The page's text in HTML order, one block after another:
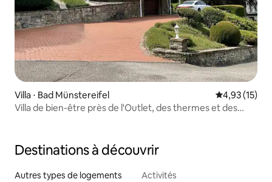
Villa ⋅ Bad Münstereifel Évaluation
4,93 (15)
Villa de bien-être près de l'Outlet, des thermes et des
Destinations à découvrir
Autres types de logements Activités